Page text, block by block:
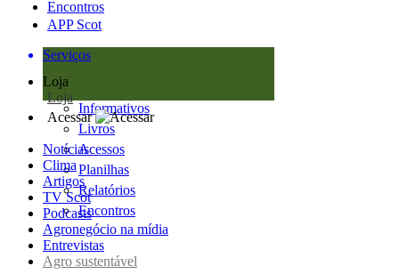
Encontros
APP Scot
Serviços
Loja
Loja
Informativos
Livros
Acessos
Planilhas
Relatórios
Encontros
Acessar
Notícias
Clima
Artigos
TV Scot
Podcasts
Agronegócio na mídia
Entrevistas
Agro sustentável